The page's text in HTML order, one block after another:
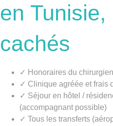
en
cachés
✓ Honoraires du
✓ Clinique agréée et frais
✓ Séjour en hôtel /
(accompagnant possible)
✓ Tous les transferts